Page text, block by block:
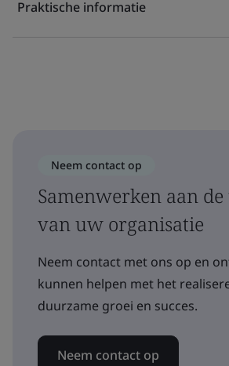
Praktische informatie
Neem contact op
Samenwerken aan
van uw organisatie
Neem contact met ons op en
kunnen helpen met het
duurzame groei en succes.
Neem contact op